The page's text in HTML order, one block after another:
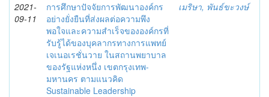
2021-
09-11
การศึกษาปัจจัยการพัฒนาองค์กร
อย่างยั่งยืนที่ส่งผลต่อความพึง
พอใจและความสำเร็จขององค์กรที่
รับรู้ได้ของบุคลากรทางการแพทย์
เจเนอเรชั่นวาย ในสถานพยาบาล
ของรัฐแห่งหนึ่ง เขตกรุงเทพ-
มหานคร ตามแนวคิด
Sustainable Leadership
เมริษา, พันธ์ขะวงษ์